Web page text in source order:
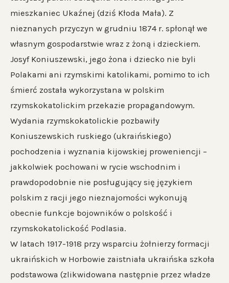
mieszkaniec Ukaźnej (dziś Kłoda Mała). Z
nieznanych przyczyn w grudniu 1874 r. spłonął we
własnym gospodarstwie wraz z żoną i dzieckiem.
Josyf Koniuszewski, jego żona i dziecko nie byli
Polakami ani rzymskimi katolikami, pomimo to ich
śmierć została wykorzystana w polskim
rzymskokatolickim przekazie propagandowym.
Wydania rzymskokatolickie pozbawiły
Koniuszewskich ruskiego (ukraińskiego)
pochodzenia i wyznania kijowskiej proweniencji –
jakkolwiek pochowani w rycie wschodnim i
prawdopodobnie nie posługujący się językiem
polskim z racji jego nieznajomości wykonują
obecnie funkcje bojowników o polskość i
rzymskokatolickość Podlasia.
W latach 1917-1918 przy wsparciu żołnierzy formacji
ukraińskich w Horbowie zaistniała ukraińska szkoła
podstawowa (zlikwidowana następnie przez władze